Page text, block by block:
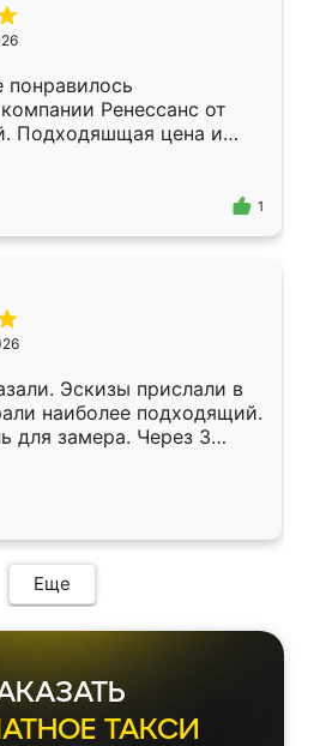
Ренессанс от
Подходяшщая цена и
Приехавший
Владислав
эскизу самый
1
Эскизы прислали в
наиболее подходящий.
для замера. Через 3
уже готова. Остались
Спасибо Ренессанс
работу!
Еще
ТАКСИ